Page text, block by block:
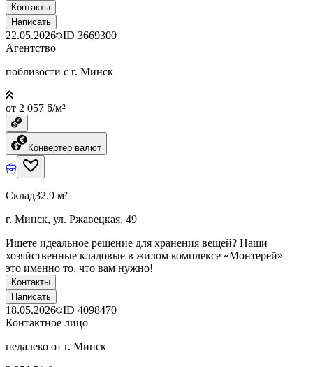
Контакты
Написать
22.05.2026 ID 3669300
Агентство
поблизости с г. Минск
от 2 057 ƃ/м²
Конвертер валют
Склад32.9 м²
г. Минск, ул. Ржавецкая, 49
Ищете идеальное решение для хранения вещей? Наши
хозяйственные кладовые в жилом комплексе «Монтерей» —
это именно то, что вам нужно!
Контакты
Написать
18.05.2026 ID 4098470
Контактное лицо
недалеко от г. Минск